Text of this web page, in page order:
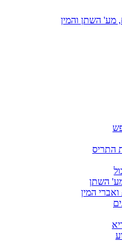
מע' השתן והמין
התריס
השתן
המין